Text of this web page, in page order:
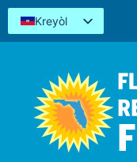
Kreyòl
English
简体中文
Tiếng Việt
العربية